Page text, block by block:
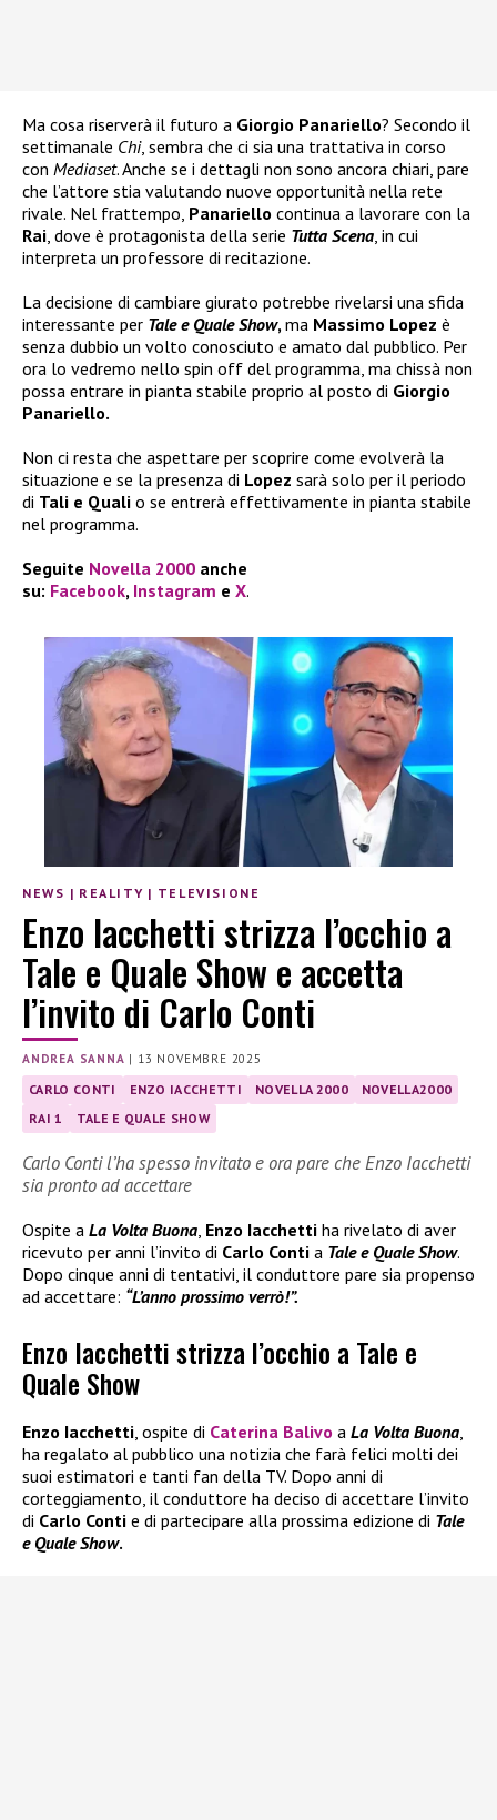
Ma cosa riserverà il futuro a Giorgio Panariello? Secondo il
settimanale Chi, sembra che ci sia una trattativa in corso
con Mediaset. Anche se i dettagli non sono ancora chiari, pare
che l’attore stia valutando nuove opportunità nella rete
rivale. Nel frattempo, Panariello continua a lavorare con la
Rai, dove è protagonista della serie Tutta Scena, in cui
interpreta un professore di recitazione.
La decisione di cambiare giurato potrebbe rivelarsi una sfida
interessante per Tale e Quale Show,ma Massimo Lopez è
senza dubbio un volto conosciuto e amato dal pubblico. Per
ora lo vedremo nello spin off del programma, ma chissà non
possa entrare in pianta stabile proprio al posto di Giorgio
Panariello.
Non ci resta che aspettare per scoprire come evolverà la
situazione e se la presenza di Lopez sarà solo per il periodo
di Tali e Quali o se entrerà effettivamente in pianta stabile
nel programma.
Seguite Novella 2000 anche
su: Facebook, Instagram e X.
NEWS | REALITY | TELEVISIONE
Enzo Iacchetti strizza l’occhio a
Tale e Quale Show e accetta
l’invito di Carlo Conti
ANDREA SANNA | 13 NOVEMBRE 2025
CARLO CONTI ENZO IACCHETTI NOVELLA 2000
NOVELLA2000
RAI 1
TALE E QUALE SHOW
Carlo Conti l’ha spesso invitato e ora pare che Enzo Iacchetti
sia pronto ad accettare
Ospite a La Volta Buona Enzo Iacchetti ha rivelato di aver
ricevuto per anni l’invito di Carlo Conti a Tale e Quale Show.
Dopo cinque anni di tentativi, il conduttore pare sia propenso
ad accettare: “L’anno prossimo verrò!”.
Enzo Iacchetti strizza l’occhio a Tale e
Quale Show
Enzo Iacchetti, ospite di Caterina Balivo a La Volta Buona,
ha regalato al pubblico una notizia che farà felici molti dei
suoi estimatori e tanti fan della TV. Dopo anni di
corteggiamento, il conduttore ha deciso di accettare l’invito
di Carlo Conti e di partecipare alla prossima edizione di Tale
e Quale Show.